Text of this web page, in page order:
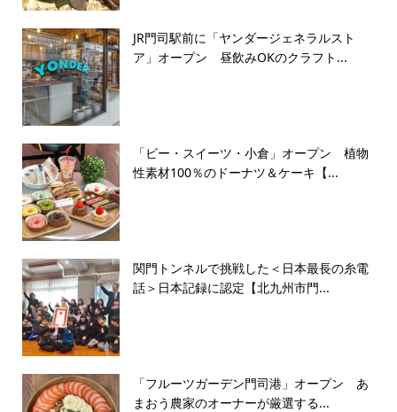
JR門司駅前に「ヤンダージェネラルスト
ア」オープン 昼飲みOKのクラフト...
「ビー・スイーツ・小倉」オープン 植物
性素材100％のドーナツ＆ケーキ【...
関門トンネルで挑戦した＜日本最長の糸電
話＞日本記録に認定【北九州市門...
「フルーツガーデン門司港」オープン あ
まおう農家のオーナーが厳選する...